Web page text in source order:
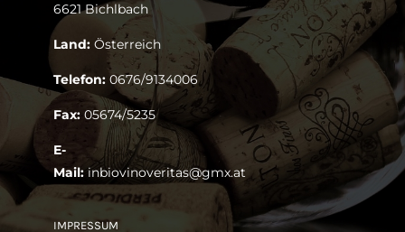
6621 Bichlbach
Land: Österreich
Telefon: 0676/9134006
Fax: 05674/5235
E-
Mail: inbiovinoveritas@gmx.at
IMPRESSUM